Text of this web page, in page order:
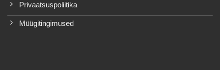
Privaatsuspoliitika
Müügitingimused